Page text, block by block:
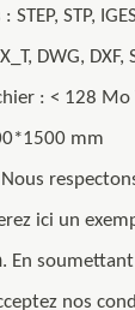
STP,
DWG, DXF,
: < 128 Mo
mm
ici un
. En
nos